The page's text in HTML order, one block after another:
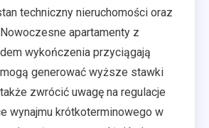
techniczny nieruchomości oraz
apartamenty z
wykończenia przyciągają
generować wyższe stawki
zwrócić uwagę na regulacje
wynajmu krótkoterminowego w